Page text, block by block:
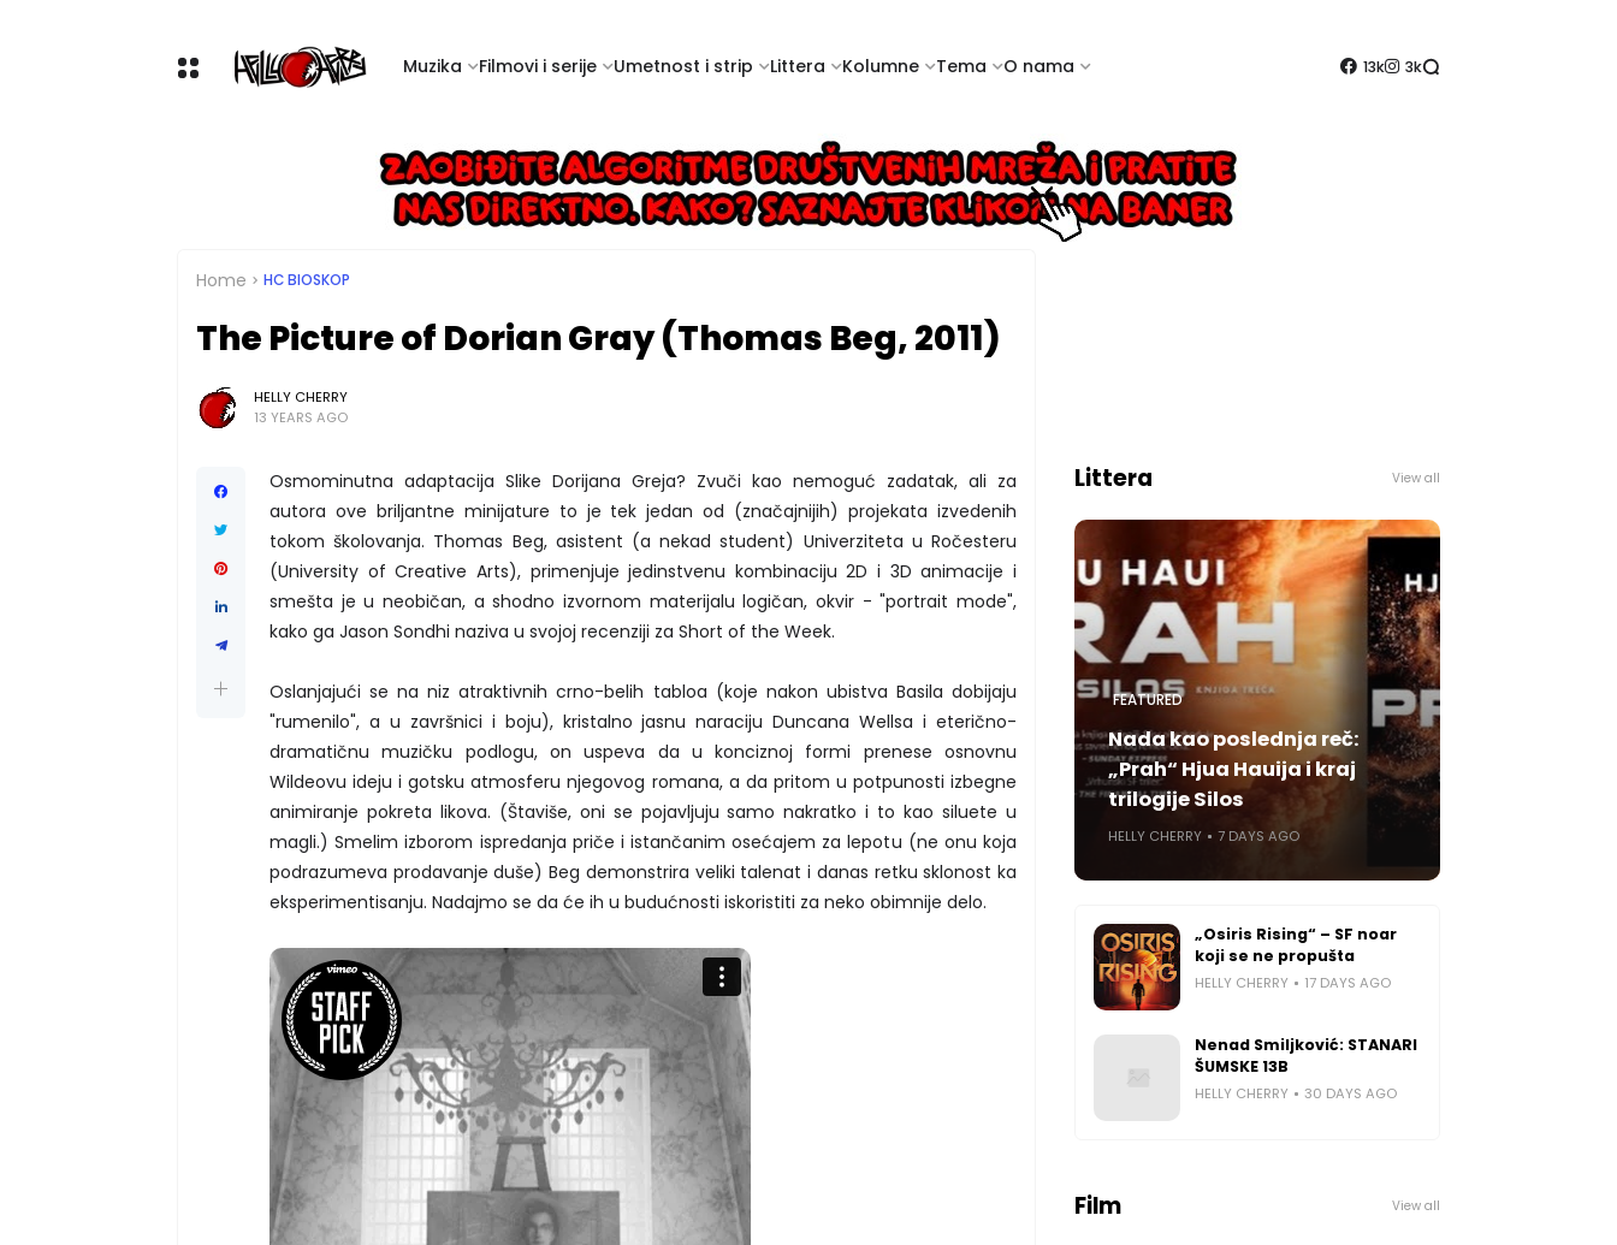
Muzika Filmovi i serije Umetnost i strip Littera Kolumne Tema O nama 13k 3k
Home HC BIOSKOP
The Picture of Dorian Gray (Thomas Beg, 2011)
HELLY CHERRY
13 YEARS AGO
Osmominutna adaptacija Slike Dorijana Greja? Zvuči kao nemoguć zadatak, ali za
autora ove briljantne minijature to je tek jedan od (značajnijih) projekata izvedenih
tokom školovanja. Thomas Beg, asistent (a nekad student) Univerziteta u Ročesteru
(University of Creative Arts), primenjuje jedinstvenu kombinaciju 2D i 3D animacije i
smešta je u neobičan, a shodno izvornom materijalu logičan, okvir - "portrait mode",
kako ga Jason Sondhi naziva u svojoj recenziji za Short of the Week.
Oslanjajući se na niz atraktivnih crno-belih tabloa (koje nakon ubistva Basila dobijaju
"rumenilo", a u završnici i boju), kristalno jasnu naraciju Duncana Wellsa i eterično-
dramatičnu muzičku podlogu, on uspeva da u konciznoj formi prenese osnovnu
Wildeovu ideju i gotsku atmosferu njegovog romana, a da pritom u potpunosti izbegne
animiranje pokreta likova. (Štaviše, oni se pojavljuju samo nakratko i to kao siluete u
magli.) Smelim izborom ispredanja priče i istančanim osećajem za lepotu (ne onu koja
podrazumeva prodavanje duše) Beg demonstrira veliki talenat i danas retku sklonost ka
eksperimentisanju. Nadajmo se da će ih u budućnosti iskoristiti za neko obimnije delo.
Littera View all
FEATURED
Nada kao poslednja reč:
„Prah“ Hjua Hauija i kraj
trilogije Silos
HELLY CHERRY 7 DAYS AGO
„Osiris Rising“ – SF noar
koji se ne propušta
HELLY CHERRY 17 DAYS AGO
Nenad Smiljković: STANARI
ŠUMSKE 13B
HELLY CHERRY 30 DAYS AGO
Film View all